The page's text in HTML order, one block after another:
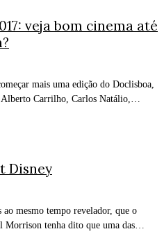
veja bom cinema até
mais uma edição do Doclisboa,
Alberto Carrilho, Carlos Natálio,…
Disney
ao mesmo tempo revelador, que o
Morrison tenha dito que uma das…